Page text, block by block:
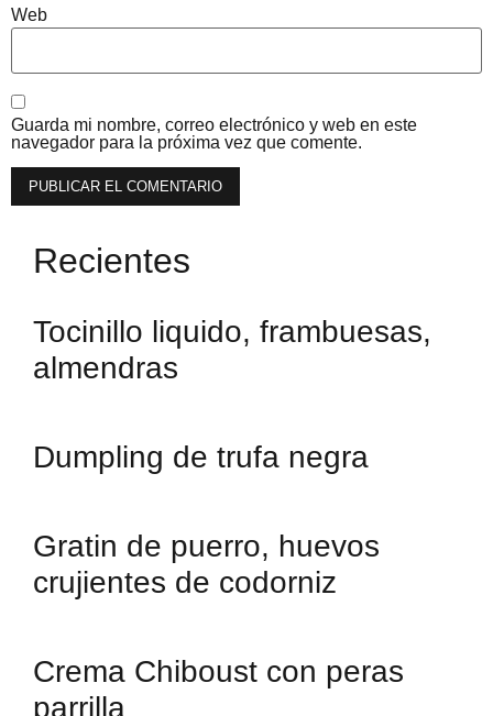
Web
Guarda mi nombre, correo electrónico y web en este
navegador para la próxima vez que comente.
Recientes
Tocinillo liquido, frambuesas,
almendras
Dumpling de trufa negra
Gratin de puerro, huevos
crujientes de codorniz
Crema Chiboust con peras
parrilla